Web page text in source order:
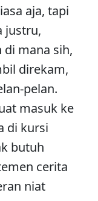
aja, tapi
justru,
di mana sih,
direkam,
pelan.
masuk ke
di kursi
butuh
cerita
niat